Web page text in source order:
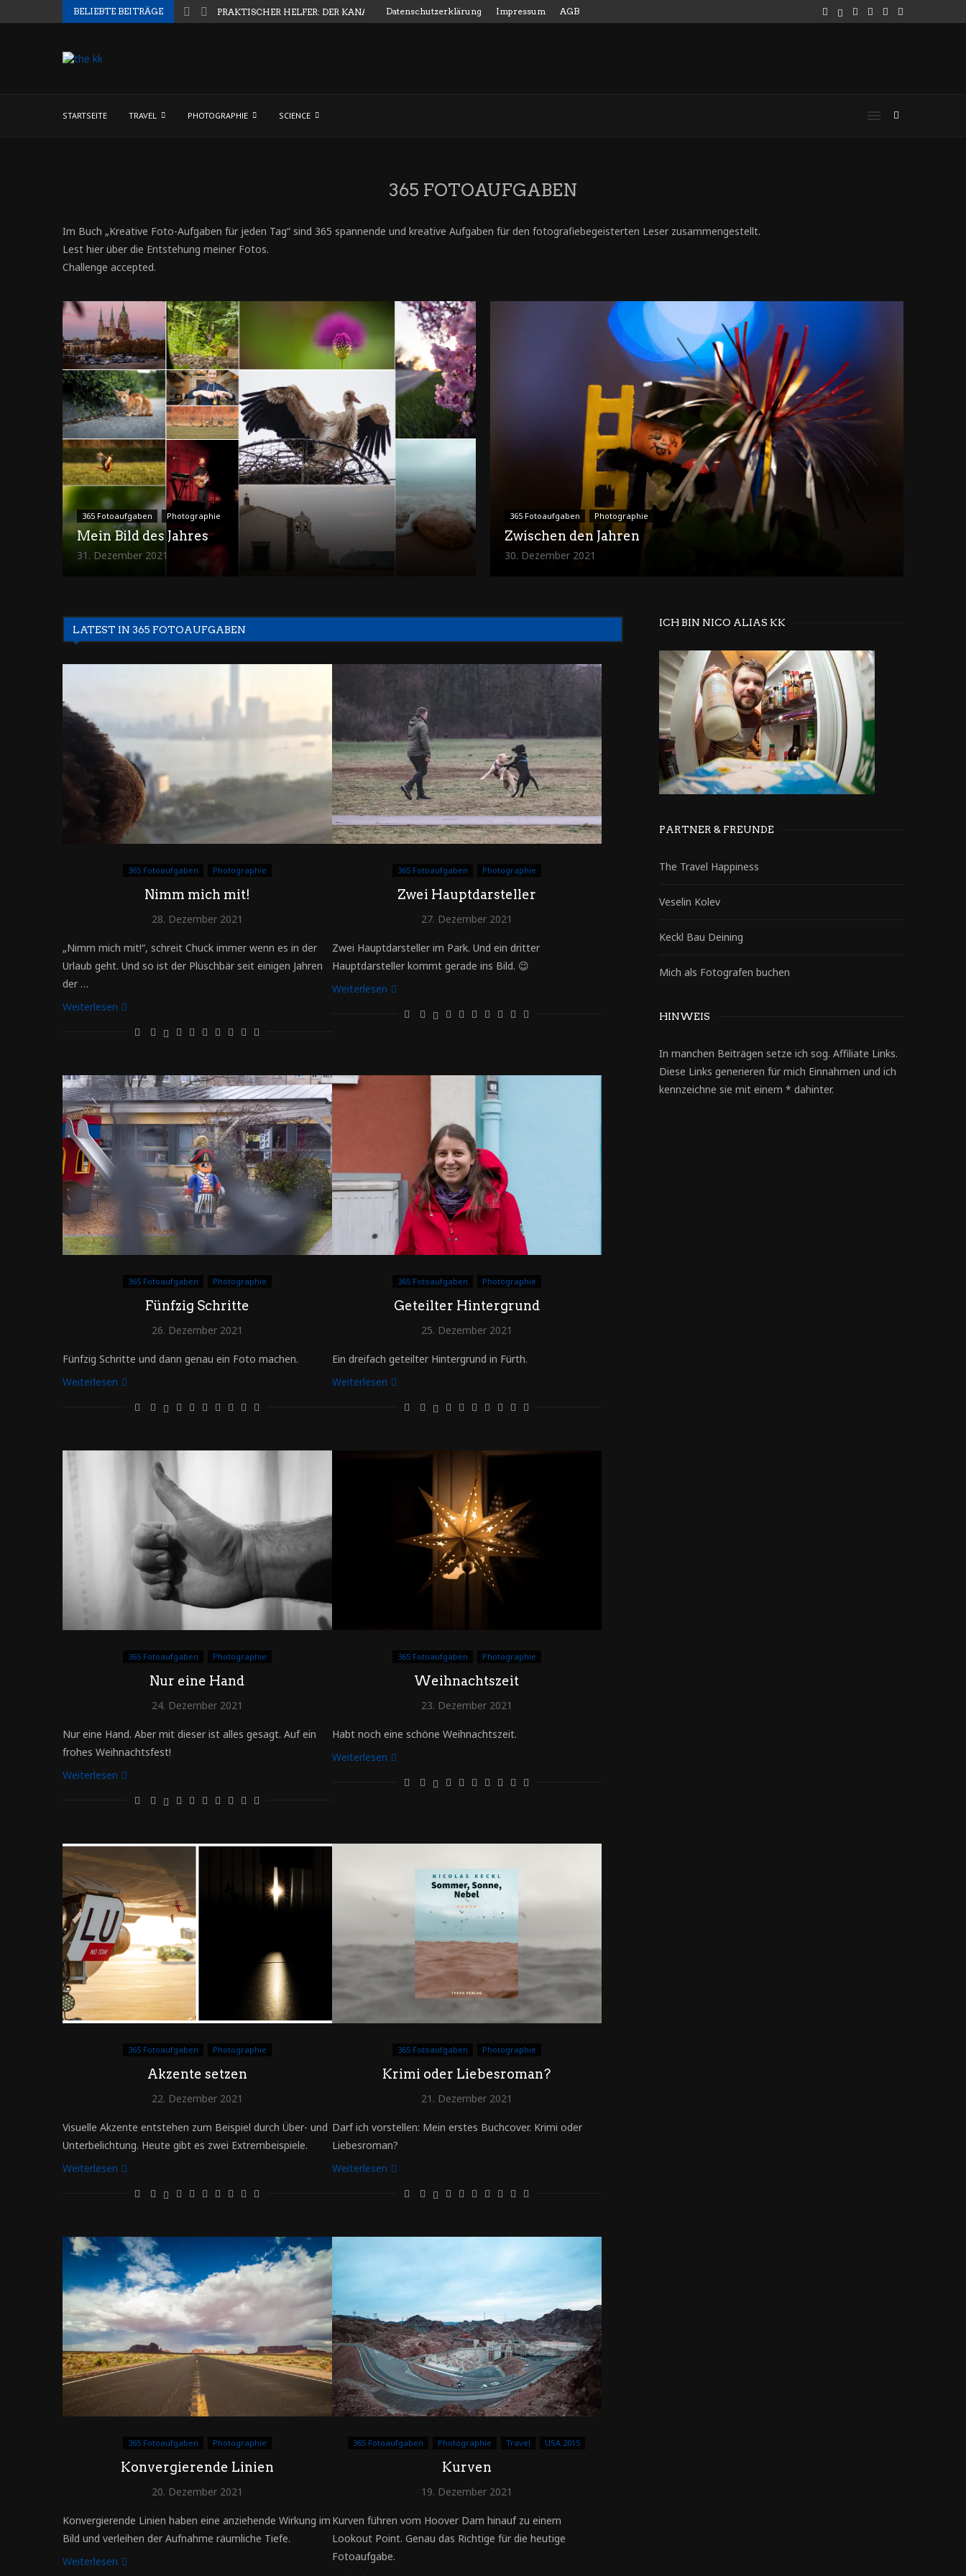
BELIEBTE BEITRÄGE PRAKTISCHER HELFER: DER KANALMESSSTABDatenschutzerklärung Impressum AGB
STARTSEITE TRAVEL PHOTOGRAPHIE SCIENCE
365 FOTOAUFGABEN
Im Buch „Kreative Foto-Aufgaben für jeden Tag“ sind 365 spannende und kreative Aufgaben für den fotografiebegeisterten Leser zusammengestellt.
Lest hier über die Entstehung meiner Fotos.
Challenge accepted.
365 Fotoaufgaben Photographie
Mein Bild des Jahres
31. Dezember 2021
365 Fotoaufgaben Photographie
Zwischen den Jahren
30. Dezember 2021
LATEST IN 365 FOTOAUFGABEN
365 Fotoaufgaben Photographie
Nimm mich mit!
28. Dezember 2021
„Nimm mich mit!“, schreit Chuck immer wenn es in der
Urlaub geht. Und so ist der Plüschbär seit einigen Jahren
der …
Weiterlesen
365 Fotoaufgaben Photographie
Zwei Hauptdarsteller
27. Dezember 2021
Zwei Hauptdarsteller im Park. Und ein dritter
Hauptdarsteller kommt gerade ins Bild. 😉
Weiterlesen
365 Fotoaufgaben Photographie
Fünfzig Schritte
26. Dezember 2021
Fünfzig Schritte und dann genau ein Foto machen.
Weiterlesen
365 Fotoaufgaben Photographie
Geteilter Hintergrund
25. Dezember 2021
Ein dreifach geteilter Hintergrund in Fürth.
Weiterlesen
365 Fotoaufgaben Photographie
Nur eine Hand
24. Dezember 2021
Nur eine Hand. Aber mit dieser ist alles gesagt. Auf ein
frohes Weihnachtsfest!
Weiterlesen
365 Fotoaufgaben Photographie
Weihnachtszeit
23. Dezember 2021
Habt noch eine schöne Weihnachtszeit.
Weiterlesen
365 Fotoaufgaben Photographie
Akzente setzen
22. Dezember 2021
Visuelle Akzente entstehen zum Beispiel durch Über- und
Unterbelichtung. Heute gibt es zwei Extrembeispiele.
Weiterlesen
365 Fotoaufgaben Photographie
Krimi oder Liebesroman?
21. Dezember 2021
Darf ich vorstellen: Mein erstes Buchcover. Krimi oder
Liebesroman?
Weiterlesen
365 Fotoaufgaben Photographie
Konvergierende Linien
20. Dezember 2021
Konvergierende Linien haben eine anziehende Wirkung im
Bild und verleihen der Aufnahme räumliche Tiefe.
Weiterlesen
365 Fotoaufgaben Photographie Travel USA 2015
Kurven
19. Dezember 2021
Kurven führen vom Hoover Dam hinauf zu einem
Lookout Point. Genau das Richtige für die heutige
Fotoaufgabe.
ICH BIN NICO ALIAS KK
PARTNER & FREUNDE
The Travel Happiness
Veselin Kolev
Keckl Bau Deining
Mich als Fotografen buchen
HINWEIS
In manchen Beiträgen setze ich sog. Affiliate Links.
Diese Links generieren für mich Einnahmen und ich
kennzeichne sie mit einem * dahinter.